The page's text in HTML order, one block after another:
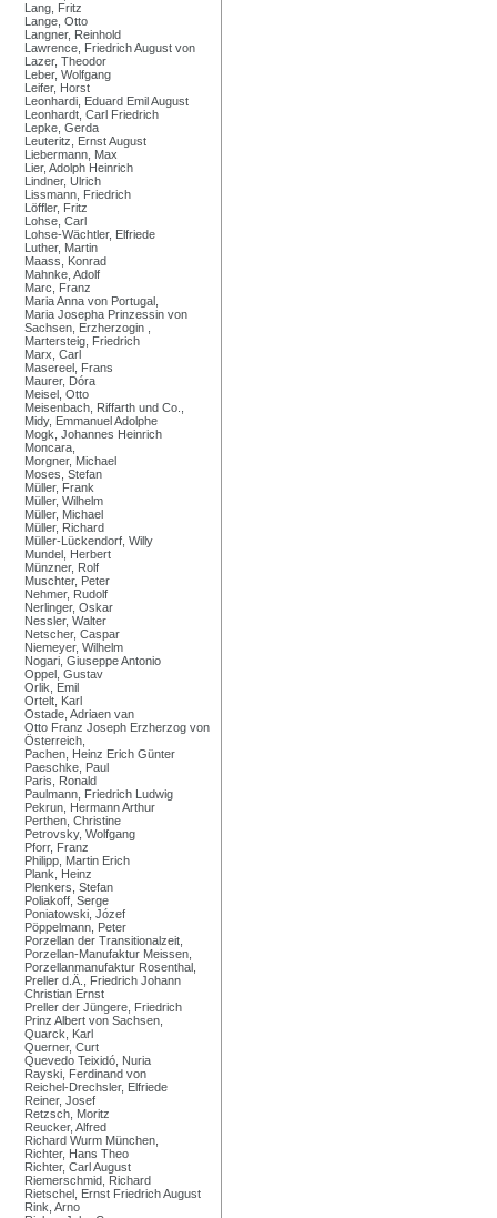
Lang, Fritz
Lange, Otto
Langner, Reinhold
Lawrence, Friedrich August von
Lazer, Theodor
Leber, Wolfgang
Leifer, Horst
Leonhardi, Eduard Emil August
Leonhardt, Carl Friedrich
Lepke, Gerda
Leuteritz, Ernst August
Liebermann, Max
Lier, Adolph Heinrich
Lindner, Ulrich
Lissmann, Friedrich
Löffler, Fritz
Lohse, Carl
Lohse-Wächtler, Elfriede
Luther, Martin
Maass, Konrad
Mahnke, Adolf
Marc, Franz
Maria Anna von Portugal,
Maria Josepha Prinzessin von
Sachsen, Erzherzogin ,
Martersteig, Friedrich
Marx, Carl
Masereel, Frans
Maurer, Dóra
Meisel, Otto
Meisenbach, Riffarth und Co.,
Midy, Emmanuel Adolphe
Mogk, Johannes Heinrich
Moncara,
Morgner, Michael
Moses, Stefan
Müller, Frank
Müller, Wilhelm
Müller, Michael
Müller, Richard
Müller-Lückendorf, Willy
Mundel, Herbert
Münzner, Rolf
Muschter, Peter
Nehmer, Rudolf
Nerlinger, Oskar
Nessler, Walter
Netscher, Caspar
Niemeyer, Wilhelm
Nogari, Giuseppe Antonio
Oppel, Gustav
Orlik, Emil
Ortelt, Karl
Ostade, Adriaen van
Otto Franz Joseph Erzherzog von
Österreich,
Pachen, Heinz Erich Günter
Paeschke, Paul
Paris, Ronald
Paulmann, Friedrich Ludwig
Pekrun, Hermann Arthur
Perthen, Christine
Petrovsky, Wolfgang
Pforr, Franz
Philipp, Martin Erich
Plank, Heinz
Plenkers, Stefan
Poliakoff, Serge
Poniatowski, Józef
Pöppelmann, Peter
Porzellan der Transitionalzeit,
Porzellan-Manufaktur Meissen,
Porzellanmanufaktur Rosenthal,
Preller d.Ä., Friedrich Johann
Christian Ernst
Preller der Jüngere, Friedrich
Prinz Albert von Sachsen,
Quarck, Karl
Querner, Curt
Quevedo Teixidó, Nuria
Rayski, Ferdinand von
Reichel-Drechsler, Elfriede
Reiner, Josef
Retzsch, Moritz
Reucker, Alfred
Richard Wurm München,
Richter, Hans Theo
Richter, Carl August
Riemerschmid, Richard
Rietschel, Ernst Friedrich August
Rink, Arno